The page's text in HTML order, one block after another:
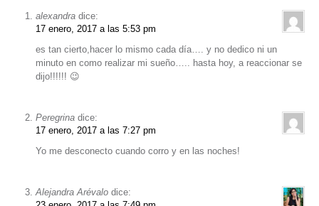
alexandra dice:
17 enero, 2017 a las 5:53 pm
es tan cierto,hacer lo mismo cada día…. y no dedico ni un
minuto en como realizar mi sueño….. hasta hoy, a reaccionar se
dijo!!!!!! 😉
Peregrina dice:
17 enero, 2017 a las 7:27 pm
Yo me desconecto cuando corro y en las noches!
Alejandra Arévalo dice: